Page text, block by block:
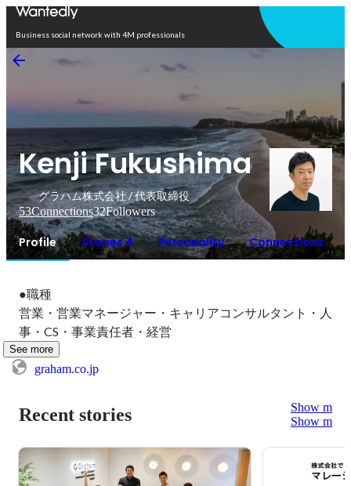
Business social network with 4M professionals
Kenji Fukushima
グラハム株式会社 / 代表取締役
53Connections32Followers
Profile Stories 4 Personality Connections
●職種
営業・営業マネージャー・キャリアコンサルタント・人
事・CS・事業責任者・経営
See more
graham.co.jp
Recent stories
Show more
Show more